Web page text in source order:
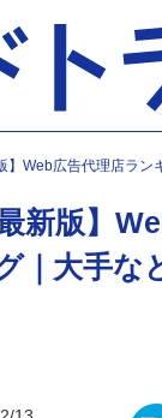
】Web広告代理店ラ
新版】
｜大手な